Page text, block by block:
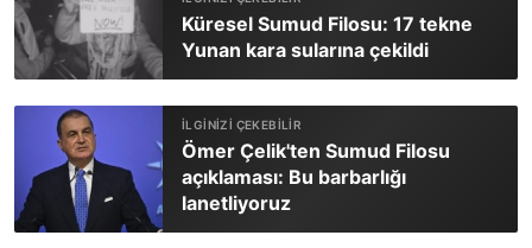
Küresel Sumud Filosu: 17 tekne
Yunan kara sularına çekildi
Ömer Çelik'ten Sumud Filosu
açıklaması: Bu barbarlığı
lanetliyoruz